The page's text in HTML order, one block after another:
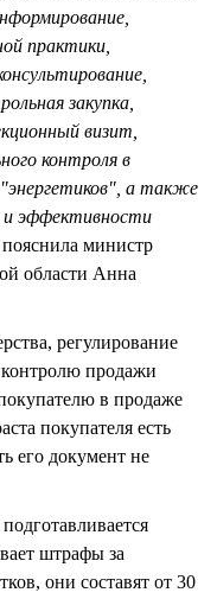
практики,
закупка,
визит,
контроля в
а также
и эффективности
министр
области Анна
регулирование
продажи
в продаже
покупателя есть
его документ не
штрафы за
они составят от 30